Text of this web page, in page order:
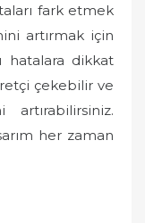
fark etmek
artırmak için
hatalara dikkat
çekebilir ve
artırabilirsiniz.
her zaman